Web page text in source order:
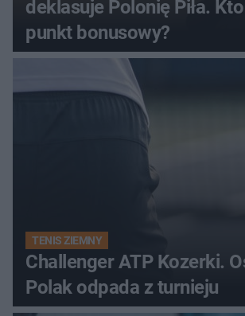
deklasuje Polonię Piła.
punkt bonusowy?
TENIS ZIEMNY
Challenger ATP Kozerki.
Polak odpada z turnieju